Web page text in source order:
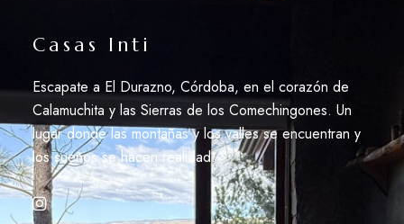
Casas Inti
Escapate a El Durazno, Córdoba, en el corazón de
Calamuchita y las Sierras de los Comechingones. Un
lugar donde las montañas y los valles se encuentran y
los sueños se hacen realidad.